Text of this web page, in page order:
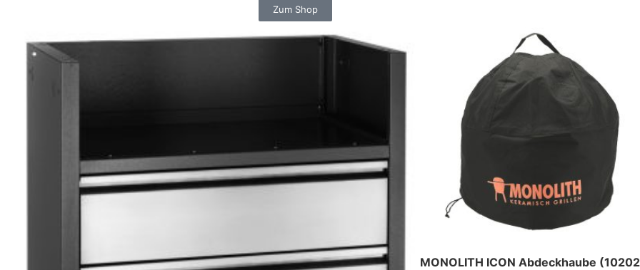
Zum Shop
MONOLITH ICON Abdeckhaube